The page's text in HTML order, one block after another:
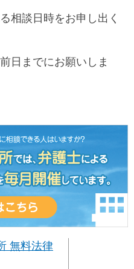
相談日時をお申し出く
日までにお願いしま
無料法律